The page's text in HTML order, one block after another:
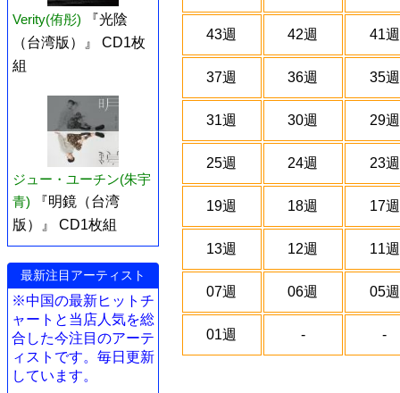
Verity(侑彤)
『光陰
（台湾版）』 CD1枚
組
ジュー・ユーチン(朱宇
青)
『明鏡（台湾
版）』 CD1枚組
最新注目アーティスト
※中国の最新ヒットチ
ャートと当店人気を総
合した今注目のアーテ
ィストです。毎日更新
しています。
43週 42週 41週
37週 36週 35週
31週 30週 29週
25週 24週 23週
19週 18週 17週
13週 12週 11週
07週 06週 05週
01週 - -